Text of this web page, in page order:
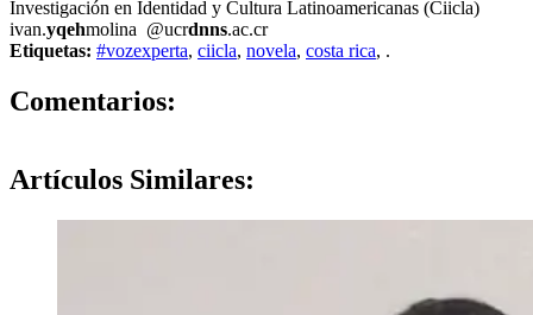
Investigación en Identidad y Cultura Latinoamericanas (Ciicla)
ivan.yqehmolina @ucrdnns.ac.cr
Etiquetas: #vozexperta, ciicla, novela, costa rica, .
Comentarios:
Artículos Similares: